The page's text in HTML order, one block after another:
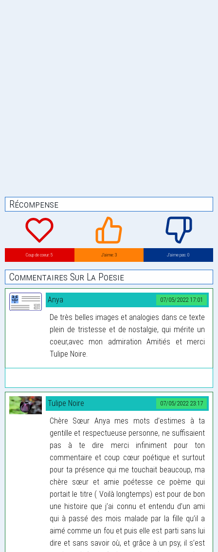
Récompense
Coup de coeur: 5 J’aime: 3 J’aime pas: 0
Commentaires Sur La Poesie
07/05/2022 17:01
Anya
De très belles images et analogies dans ce texte
plein de tristesse et de nostalgie, qui mérite un
coeur,avec mon admiration Amitiés et merci
Tulipe Noire.
07/05/2022 23:17
Tulipe Noire
Chère Sœur Anya mes mots d’estimes à ta
gentille et respectueuse personne, ne suffisaient
pas à te dire merci infiniment pour ton
commentaire et coup cœur poétique et surtout
pour ta présence qui me touchait beaucoup, ma
chère sœur et amie poétesse ce poème qui
portait le titre ( Voilà longtemps) est pour de bon
une histoire que j’ai connu et entendu d’un ami
qui à passé des mois malade par la fille qu’il a
aimé comme un fou et puis elle est parti sans lui
dire et sans savoir où, et grâce à un psy, il s’est